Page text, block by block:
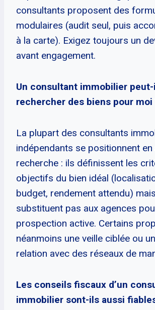
consultants proposent des
modulaires (audit seul, puis
à la carte). Exigez toujours un
avant engagement.
Un consultant immobilier
rechercher des biens pour moi
La plupart des consultants
indépendants se positionnent
recherche : ils définissent les
objectifs du bien idéal
budget, rendement attendu)
substituent pas aux agences
prospection active. Certains
néanmoins une veille ciblée ou
relation avec des réseaux de
Les conseils fiscaux d’un
immobilier sont-ils aussi